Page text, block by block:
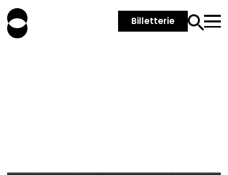
Billetterie